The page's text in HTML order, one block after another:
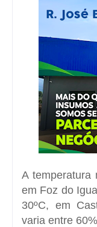
A temperatura
em Foz do
30ºC, em
varia entre